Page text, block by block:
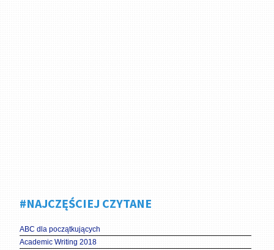
#NAJCZĘŚCIEJ CZYTANE
ABC dla początkujących
Academic Writing 2018